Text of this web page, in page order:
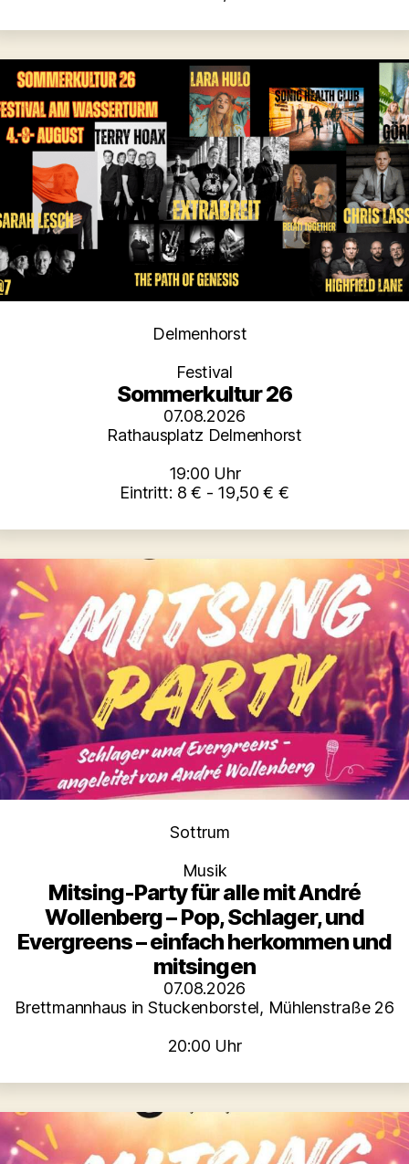
Kategorien
Delmenhorst
Festival
Sommerkultur 26
07.08.2026
Rathausplatz Delmenhorst
19:00 Uhr
Eintritt: 8 € - 19,50 € €
Kategorien
Sottrum
Musik
Mitsing-Party für alle mit André
Wollenberg – Pop, Schlager, und
Evergreens – einfach herkommen und
mitsingen
07.08.2026
Brettmannhaus in Stuckenborstel, Mühlenstraße 26
20:00 Uhr